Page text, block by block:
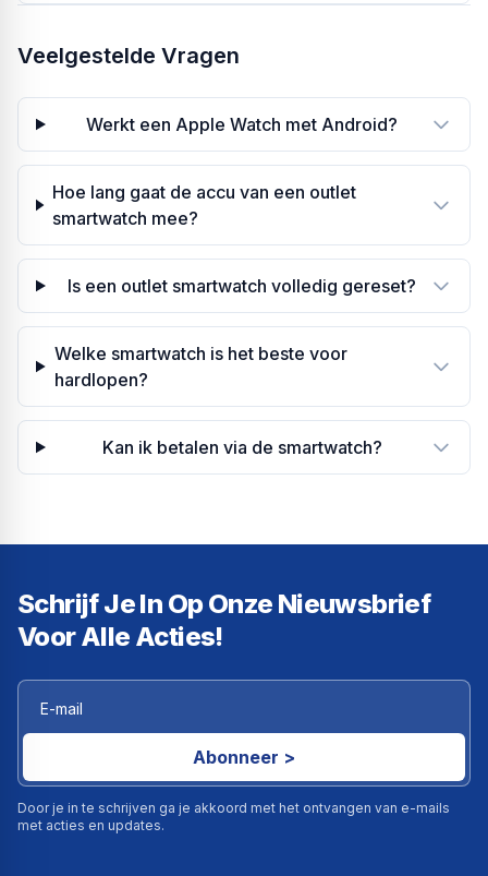
Veelgestelde Vragen
Werkt een Apple Watch met Android?
Hoe lang gaat de accu van een outlet
smartwatch mee?
Is een outlet smartwatch volledig gereset?
Welke smartwatch is het beste voor
hardlopen?
Kan ik betalen via de smartwatch?
Schrijf Je In Op Onze Nieuwsbrief
Voor Alle Acties!
Abonneer >
Door je in te schrijven ga je akkoord met het ontvangen van e-mails
met acties en updates.